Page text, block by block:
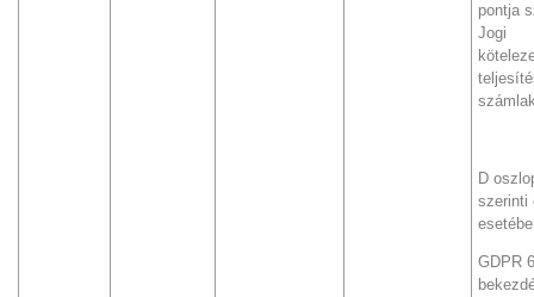
pontja
Jogi
D
szerinti
GDPR